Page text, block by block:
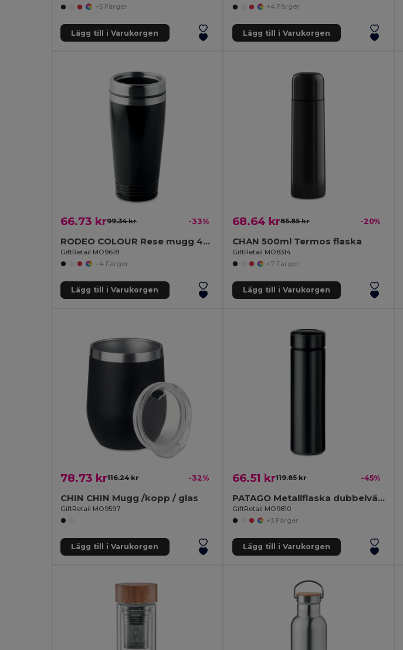
+5 Färger
Lägg till i Varukorgen
+4 Färger
Lägg till i Varukorgen
66.73 kr99.34 kr -33%
RODEO COLOUR Rese mugg 400ml
GiftRetail MO9618
+4 Färger
Lägg till i Varukorgen
68.64 kr85.85 kr -20%
CHAN 500ml Termos flaska
GiftRetail MO8314
+7 Färger
Lägg till i Varukorgen
78.73 kr116.24 kr -32%
CHIN CHIN Mugg /kopp / glas
GiftRetail MO9597
Lägg till i Varukorgen
66.51 kr119.85 kr -45%
PATAGO Metallflaska dubbelvägg 470ml
GiftRetail MO9810
+3 Färger
Lägg till i Varukorgen